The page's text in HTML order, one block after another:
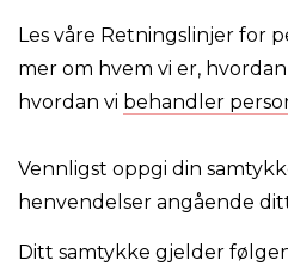
Les våre Retningslinjer for
mer om hvem vi er,
hvordan vi behandler
Vennligst oppgi din
henvendelser angående
Ditt samtykke gjelder